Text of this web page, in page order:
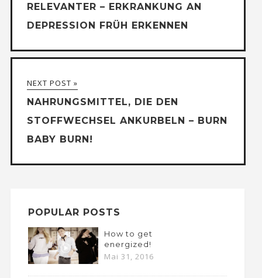
RELEVANTER – ERKRANKUNG AN
DEPRESSION FRÜH ERKENNEN
NEXT POST »
NAHRUNGSMITTEL, DIE DEN
STOFFWECHSEL ANKURBELN – BURN
BABY BURN!
POPULAR POSTS
How to get
energized!
Mai 31, 2016